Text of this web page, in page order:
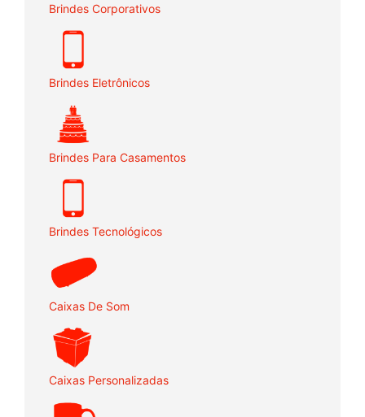
Brindes Corporativos
Brindes Eletrônicos
Brindes Para Casamentos
Brindes Tecnológicos
Caixas De Som
Caixas Personalizadas